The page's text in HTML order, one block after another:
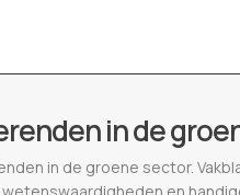
in de
in de groene sector.
en